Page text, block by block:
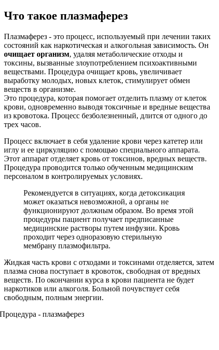
Что такое плазмаферез
Плазмаферез - это процесс, используемый при лечении таких
состояний как наркотическая и алкогольная зависимость. Он
очищает организм, удаляя метаболические отходы и
токсины, вызванные злоупотреблением психоактивными
веществами. Процедура очищает кровь, увеличивает
выработку молодых, новых клеток, стимулирует обмен
веществ в организме.
Это процедура, которая помогает отделить плазму от клеток
крови, одновременно выводя токсичные и вредные вещества
из кровотока. Процесс безболезненный, длится от одного до
трех часов.
Процесс включает в себя удаление крови через катетер или
иглу и ее циркуляцию с помощью специального аппарата.
Этот аппарат отделяет кровь от токсинов, вредных веществ.
Процедура проводится только обученным медицинским
персоналом в контролируемых условиях.
Рекомендуется в ситуациях, когда детоксикация
может оказаться невозможной, а органы не
функционируют должным образом. Во время этой
процедуры пациент получает предписанные
медицинские растворы путем инфузии. Кровь
проходит через одноразовую стерильную
мембрану плазмофильтра.
Жидкая часть крови с отходами и токсинами отделяется, затем
плазма снова поступает в кровоток, свободная от вредных
веществ. По окончании курса в крови пациента не будет
наркотиков или алкоголя. Больной почувствует себя
свободным, полным энергии.